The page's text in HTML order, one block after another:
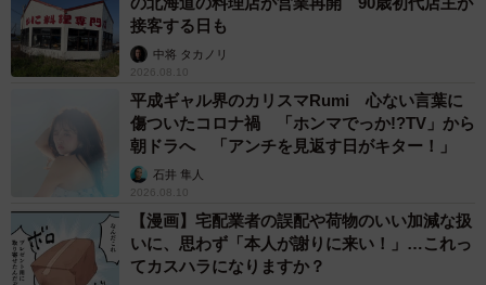
接客する日も
中将 タカノリ
2026.08.10
平成ギャル界のカリスマRumi 心ない言葉に
傷ついたコロナ禍 「ホンマでっか!?TV」から
朝ドラへ 「アンチを見返す日がキター！」
石井 隼人
2026.08.10
【漫画】宅配業者の誤配や荷物のいい加減な扱
いに、思わず「本人が謝りに来い！」…これっ
てカスハラになりますか？